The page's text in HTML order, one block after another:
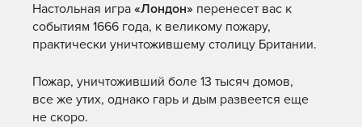
Настольная игра «Лондон» перенесет вас к
событиям 1666 года, к великому пожару,
практически уничтожившему столицу Британии.
Пожар, уничтоживший боле 13 тысяч домов,
все же утих, однако гарь и дым развеется еще
не скоро.